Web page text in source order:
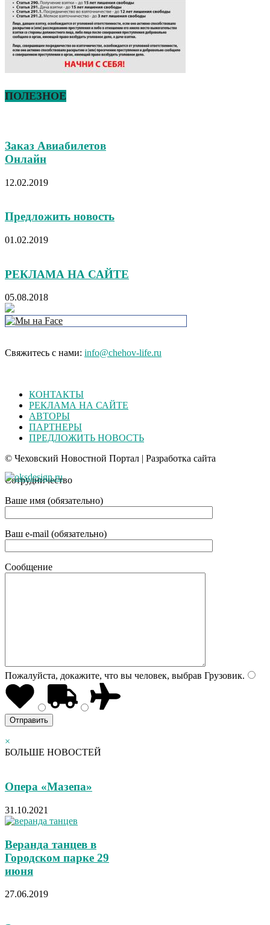
ПОЛЕЗНОЕ
Заказ Авиабилетов
Онлайн
12.02.2019
Предложить новость
01.02.2019
РЕКЛАМА НА САЙТЕ
05.08.2018
Свяжитесь с нами: info@chehov-life.ru
КОНТАКТЫ
РЕКЛАМА НА САЙТЕ
АВТОРЫ
ПАРТНЕРЫ
ПРЕДЛОЖИТЬ НОВОСТЬ
© Чеховский Новостной Портал | Разработка сайта
Сотрудничество
Ваше имя (обязательно)
Ваш e-mail (обязательно)
Сообщение
Пожалуйста, докажите, что вы человек, выбрав Грузовик.
×
БОЛЬШЕ НОВОСТЕЙ
Опера «Мазепа»
31.10.2021
Веранда танцев в
Городском парке 29
июня
27.06.2019